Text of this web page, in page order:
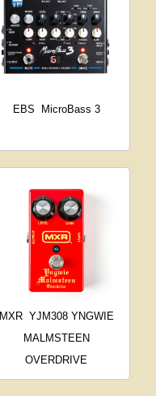
EBS MicroBass 3
MXR YJM308 YNGWIE
MALMSTEEN
OVERDRIVE